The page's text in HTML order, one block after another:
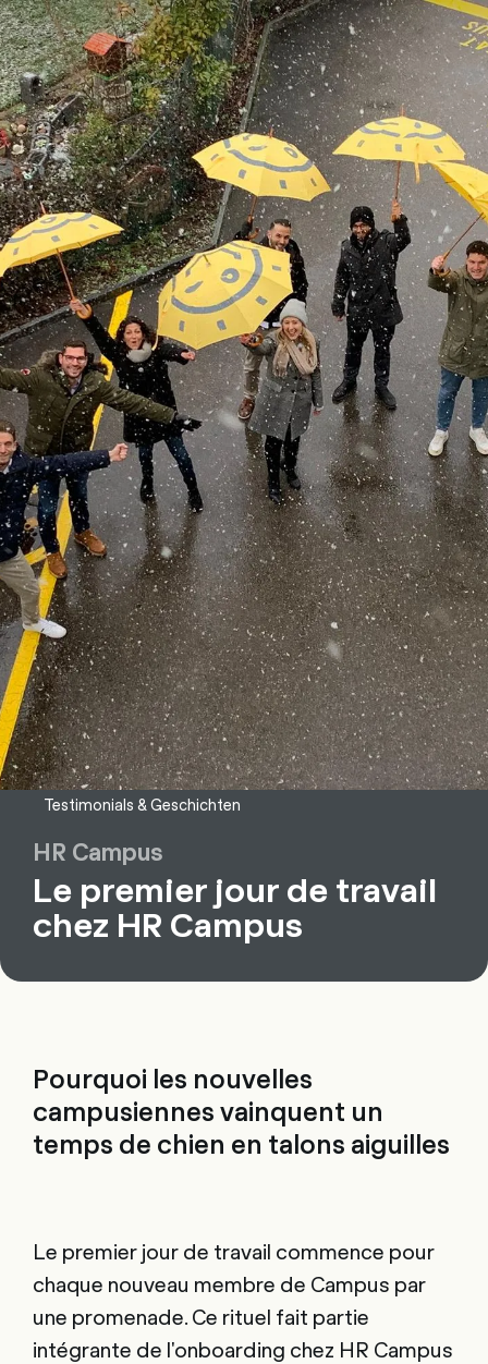
ConsultingLogicielsServicesUnivers RHÀ propos
Testimonials & Geschichten
HR Campus
Le premier jour de travail
chez HR Campus
Pourquoi les nouvelles
campusiennes vainquent un
temps de chien en talons aiguilles
Le premier jour de travail commence pour
chaque nouveau membre de Campus par
une promenade. Ce rituel fait partie
intégrante de l'onboarding chez HR Campus